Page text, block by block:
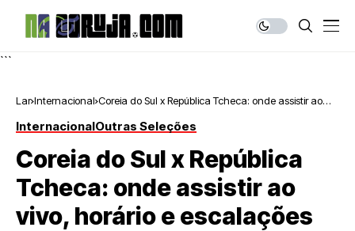
```
Lar Internacional Coreia do Sul x República Tcheca: onde assistir ao
InternacionalOutras Seleções
Coreia do Sul x República
Tcheca: onde assistir ao
vivo, horário e escalações